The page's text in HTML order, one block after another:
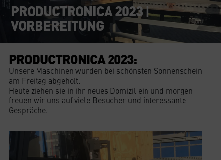
PRODUCTRONICA 2023 |
VORBEREITUNG
PRODUCTRONICA 2023:
Unsere Maschinen wurden bei schönsten Sonnenschein
am Freitag abgeholt.
Heute ziehen sie in ihr neues Domizil ein und morgen
freuen wir uns auf viele Besucher und interessante
Gespräche.